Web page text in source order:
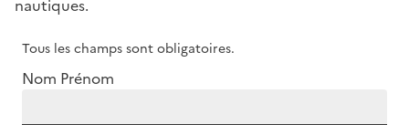
nautiques.
Tous les champs sont obligatoires.
Nom Prénom